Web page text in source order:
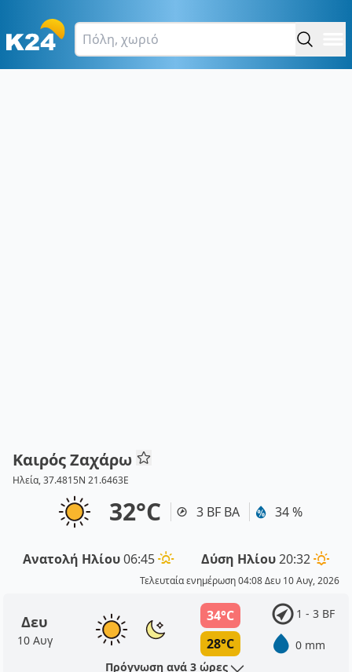
Καιρός Ζαχάρω
Ηλεία, 37.4815N 21.6463E
32°C 3 BF ΒΑ 34 %
Ανατολή Ηλίου06:45 Δύση Ηλίου20:32
Τελευταία ενημέρωση 04:08 Δευ 10 Αυγ, 2026
Δευ
10 Αυγ
34°C
28°C
1 - 3 BF
0 mm
Πρόγνωση ανά 3 ώρες